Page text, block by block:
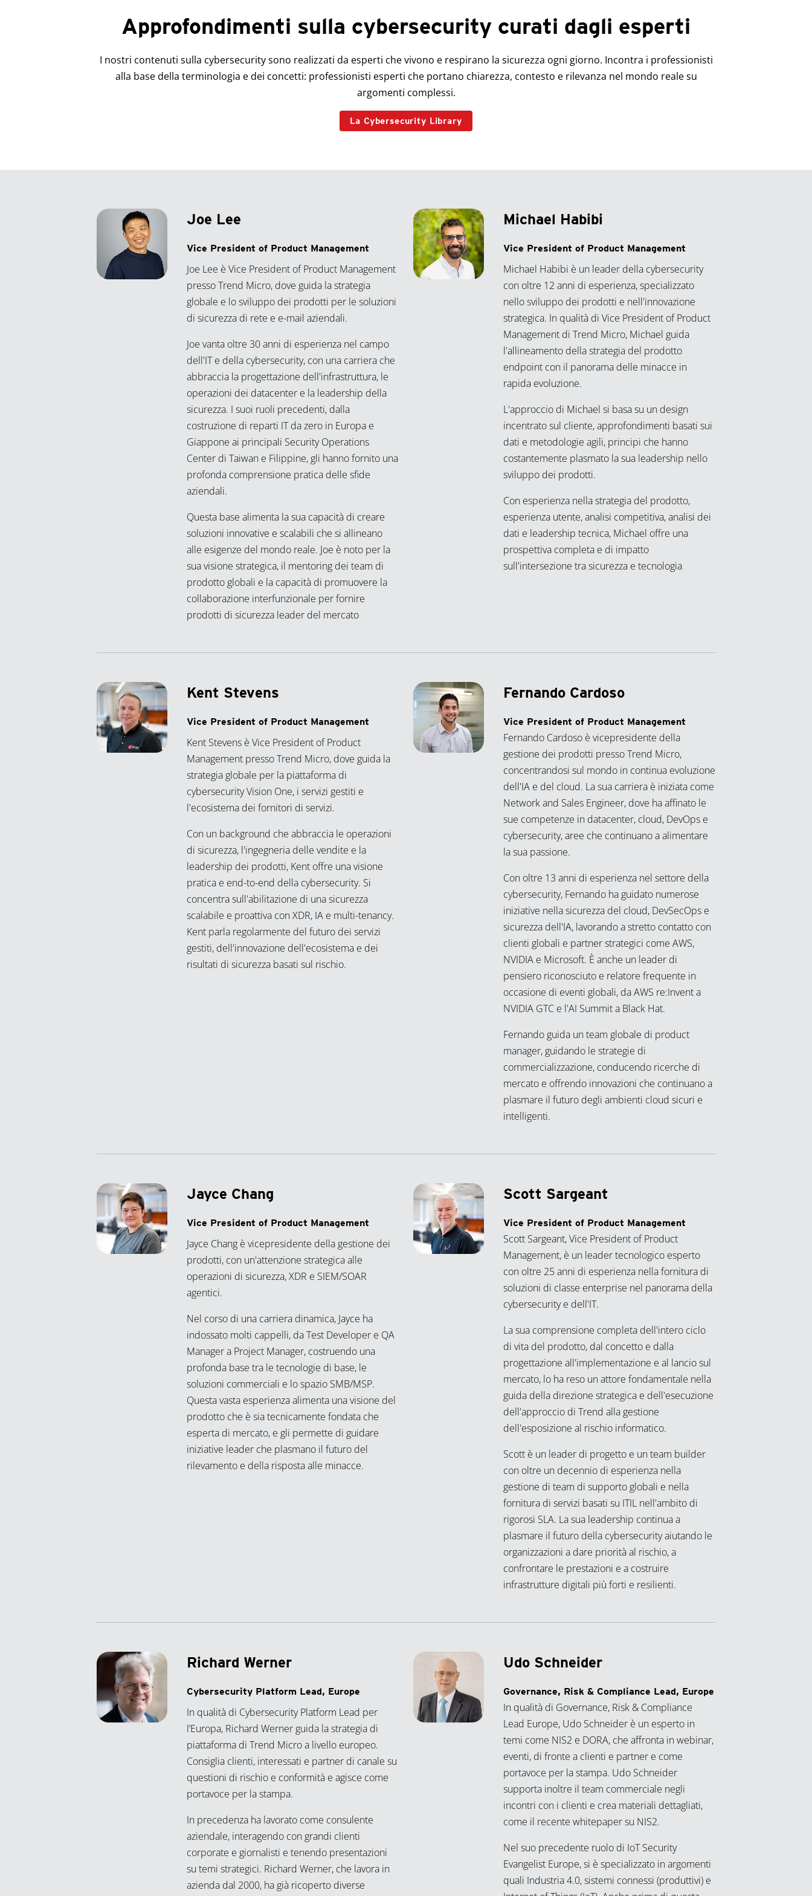
Approfondimenti sulla cybersecurity curati dagli esperti
I nostri contenuti sulla cybersecurity sono realizzati da esperti che vivono e respirano la sicurezza ogni giorno. Incontra i professionisti
alla base della terminologia e dei concetti: professionisti esperti che portano chiarezza, contesto e rilevanza nel mondo reale su
argomenti complessi.
La Cybersecurity Library
Joe Lee
Vice President of Product Management
Joe Lee è Vice President of Product Management
presso Trend Micro, dove guida la strategia
globale e lo sviluppo dei prodotti per le soluzioni
di sicurezza di rete e e-mail aziendali.
Joe vanta oltre 30 anni di esperienza nel campo
dell'IT e della cybersecurity, con una carriera che
abbraccia la progettazione dell'infrastruttura, le
operazioni dei datacenter e la leadership della
sicurezza. I suoi ruoli precedenti, dalla
costruzione di reparti IT da zero in Europa e
Giappone ai principali Security Operations
Center di Taiwan e Filippine, gli hanno fornito una
profonda comprensione pratica delle sfide
aziendali.
Questa base alimenta la sua capacità di creare
soluzioni innovative e scalabili che si allineano
alle esigenze del mondo reale. Joe è noto per la
sua visione strategica, il mentoring dei team di
prodotto globali e la capacità di promuovere la
collaborazione interfunzionale per fornire
prodotti di sicurezza leader del mercato
Michael Habibi
Vice President of Product Management
Michael Habibi è un leader della cybersecurity
con oltre 12 anni di esperienza, specializzato
nello sviluppo dei prodotti e nell'innovazione
strategica. In qualità di Vice President of Product
Management di Trend Micro, Michael guida
l'allineamento della strategia del prodotto
endpoint con il panorama delle minacce in
rapida evoluzione.
L'approccio di Michael si basa su un design
incentrato sul cliente, approfondimenti basati sui
dati e metodologie agili, principi che hanno
costantemente plasmato la sua leadership nello
sviluppo dei prodotti.
Con esperienza nella strategia del prodotto,
esperienza utente, analisi competitiva, analisi dei
dati e leadership tecnica, Michael offre una
prospettiva completa e di impatto
sull'intersezione tra sicurezza e tecnologia
Kent Stevens
Vice President of Product Management
Kent Stevens è Vice President of Product
Management presso Trend Micro, dove guida la
strategia globale per la piattaforma di
cybersecurity Vision One, i servizi gestiti e
l'ecosistema dei fornitori di servizi.
Con un background che abbraccia le operazioni
di sicurezza, l'ingegneria delle vendite e la
leadership dei prodotti, Kent offre una visione
pratica e end-to-end della cybersecurity. Si
concentra sull'abilitazione di una sicurezza
scalabile e proattiva con XDR, IA e multi-tenancy.
Kent parla regolarmente del futuro dei servizi
gestiti, dell'innovazione dell'ecosistema e dei
risultati di sicurezza basati sul rischio.
Fernando Cardoso
Vice President of Product Management
Fernando Cardoso è vicepresidente della
gestione dei prodotti presso Trend Micro,
concentrandosi sul mondo in continua evoluzione
dell'IA e del cloud. La sua carriera è iniziata come
Network and Sales Engineer, dove ha affinato le
sue competenze in datacenter, cloud, DevOps e
cybersecurity, aree che continuano a alimentare
la sua passione.
Con oltre 13 anni di esperienza nel settore della
cybersecurity, Fernando ha guidato numerose
iniziative nella sicurezza del cloud, DevSecOps e
sicurezza dell'IA, lavorando a stretto contatto con
clienti globali e partner strategici come AWS,
NVIDIA e Microsoft. È anche un leader di
pensiero riconosciuto e relatore frequente in
occasione di eventi globali, da AWS re:Invent a
NVIDIA GTC e l'AI Summit a Black Hat.
Fernando guida un team globale di product
manager, guidando le strategie di
commercializzazione, conducendo ricerche di
mercato e offrendo innovazioni che continuano a
plasmare il futuro degli ambienti cloud sicuri e
intelligenti.
Jayce Chang
Vice President of Product Management
Jayce Chang è vicepresidente della gestione dei
prodotti, con un'attenzione strategica alle
operazioni di sicurezza, XDR e SIEM/SOAR
agentici.
Nel corso di una carriera dinamica, Jayce ha
indossato molti cappelli, da Test Developer e QA
Manager a Project Manager, costruendo una
profonda base tra le tecnologie di base, le
soluzioni commerciali e lo spazio SMB/MSP.
Questa vasta esperienza alimenta una visione del
prodotto che è sia tecnicamente fondata che
esperta di mercato, e gli permette di guidare
iniziative leader che plasmano il futuro del
rilevamento e della risposta alle minacce.
Scott Sargeant
Vice President of Product Management
Scott Sargeant, Vice President of Product
Management, è un leader tecnologico esperto
con oltre 25 anni di esperienza nella fornitura di
soluzioni di classe enterprise nel panorama della
cybersecurity e dell'IT.
La sua comprensione completa dell'intero ciclo
di vita del prodotto, dal concetto e dalla
progettazione all'implementazione e al lancio sul
mercato, lo ha reso un attore fondamentale nella
guida della direzione strategica e dell'esecuzione
dell'approccio di Trend alla gestione
dell'esposizione al rischio informatico.
Scott è un leader di progetto e un team builder
con oltre un decennio di esperienza nella
gestione di team di supporto globali e nella
fornitura di servizi basati su ITIL nell'ambito di
rigorosi SLA. La sua leadership continua a
plasmare il futuro della cybersecurity aiutando le
organizzazioni a dare priorità al rischio, a
confrontare le prestazioni e a costruire
infrastrutture digitali più forti e resilienti.
Richard Werner
Cybersecurity Platform Lead, Europe
In qualità di Cybersecurity Platform Lead per
l’Europa, Richard Werner guida la strategia di
piattaforma di Trend Micro a livello europeo.
Consiglia clienti, interessati e partner di canale su
questioni di rischio e conformità e agisce come
portavoce per la stampa.
In precedenza ha lavorato come consulente
aziendale, interagendo con grandi clienti
corporate e giornalisti e tenendo presentazioni
su temi strategici. Richard Werner, che lavora in
azienda dal 2000, ha già ricoperto diverse
Udo Schneider
Governance, Risk & Compliance Lead, Europe
In qualità di Governance, Risk & Compliance
Lead Europe, Udo Schneider è un esperto in
temi come NIS2 e DORA, che affronta in webinar,
eventi, di fronte a clienti e partner e come
portavoce per la stampa. Udo Schneider
supporta inoltre il team commerciale negli
incontri con i clienti e crea materiali dettagliati,
come il recente whitepaper su NIS2.
Nel suo precedente ruolo di IoT Security
Evangelist Europe, si è specializzato in argomenti
quali Industria 4.0, sistemi connessi (produttivi) e